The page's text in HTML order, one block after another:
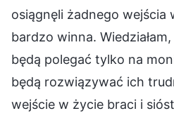
osiągnęli żadnego wejścia
bardzo winna.
będą polegać tylko na
będą rozwiązywać ich
wejście w życie braci i